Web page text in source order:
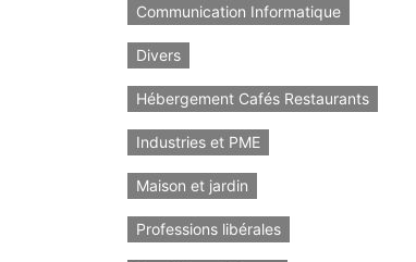
Communication Informatique
Divers
Hébergement Cafés Restaurants
Industries et PME
Maison et jardin
Professions libérales